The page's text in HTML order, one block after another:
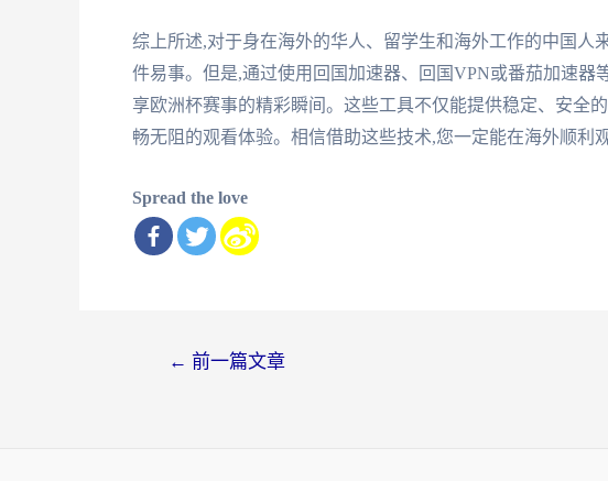
综上所述,对于身在海外的华人、留学生和海外工作的中国人
件易事。但是,通过使用回国加速器、回国VPN或番茄加速器
享欧洲杯赛事的精彩瞬间。这些工具不仅能提供稳定、安全
畅无阻的观看体验。相信借助这些技术,您一定能在海外顺利
Spread the love
← 前一篇文章